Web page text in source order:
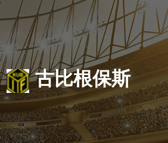
古比根保斯